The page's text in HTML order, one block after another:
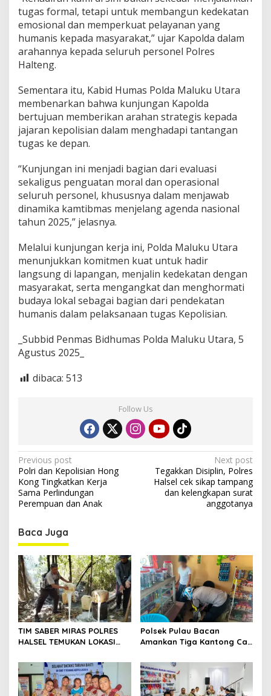
tugas formal, tetapi untuk membangun kedekatan
emosional dan memperkuat pelayanan yang
humanis kepada masyarakat,” ujar Kapolda dalam
arahannya kepada seluruh personel Polres
Halteng.
Sementara itu, Kabid Humas Polda Maluku Utara
membenarkan bahwa kunjungan Kapolda
bertujuan memberikan arahan strategis kepada
jajaran kepolisian dalam menghadapi tantangan
tugas ke depan.
“Kunjungan ini menjadi bagian dari evaluasi
sekaligus penguatan moral dan operasional
seluruh personel, khususnya dalam menjawab
dinamika kamtibmas menjelang agenda nasional
tahun 2025,” jelasnya.
Melalui kunjungan kerja ini, Polda Maluku Utara
menunjukkan komitmen kuat untuk hadir
langsung di lapangan, menjalin kedekatan dengan
masyarakat, serta mengangkat dan menghormati
budaya lokal sebagai bagian dari pendekatan
humanis dalam pelaksanaan tugas Kepolisian.
_Subbid Penmas Bidhumas Polda Maluku Utara, 5
Agustus 2025_
dibaca: 513
Follow Us
P
o
s
t
n
a
v
i
g
a
t
i
o
n
Previous post
Polri dan Kepolisian Hong
Kong Tingkatkan Kerja
Sama Perlindungan
Perempuan dan Anak
Next post
Tegakkan Disiplin, Polres
Halsel cek sikap tampang
dan kelengkapan surat
anggotanya
Baca Juga
TIM SABER MIRAS POLRES
HALSEL TEMUKAN LOKASI
DESA MARABOSE
Polsek Pulau Bacan
Amankan Tiga Kantong Cap
Desa Tomori